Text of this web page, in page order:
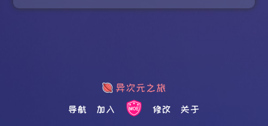
导航 加入 修改 关于